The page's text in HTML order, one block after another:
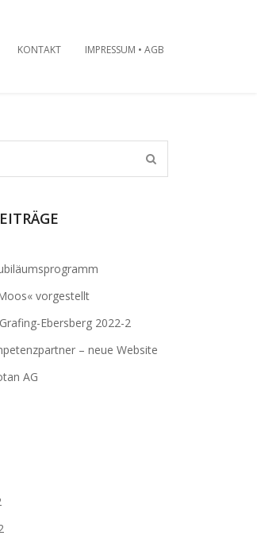
KONTAKT IMPRESSUM • AGB
vorgestellt
Ebersberg 2022-2
– neue Website
AG